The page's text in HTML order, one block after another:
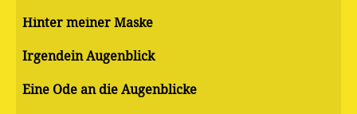
Hinter meiner Maske
Irgendein Augenblick
Eine Ode an die Augenblicke